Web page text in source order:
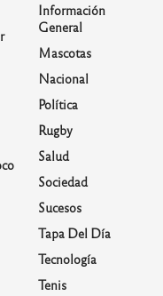
Información
General
Mascotas
Nacional
Política
Rugby
Salud
Sociedad
Sucesos
Tapa Del Día
Tecnología
Tenis